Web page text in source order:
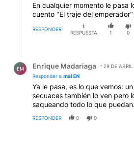
En cualquier momento le pasa
cuento "El traje del emperador"
RESPONDER
1
RESPUESTA
1 0
EM Enrique Madariaga
28 DE
Responder a mal EN
Ya le pasa, es lo que vemos:
secuaces también lo ven pero
saqueando todo lo que puedan.
RESPONDER 0 0